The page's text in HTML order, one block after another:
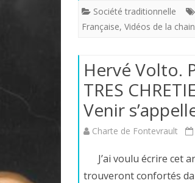
Société traditionnelle
Française, Vidéos de la
Hervé Volto.
TRES
Venir
Charte de Fontevrault
J’ai voulu écrire cet
trouveront confortés